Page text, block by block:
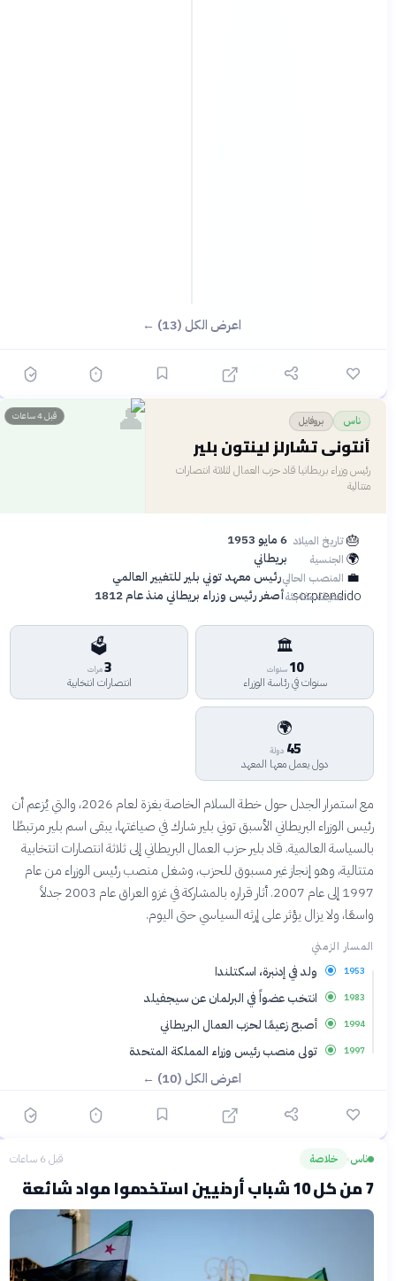
اعرض الكل (13) ←
ناس بروفايل
أنتوني تشارلز لينتون بلير
رئيس وزراء بريطانيا قاد حزب العمال لثلاثة انتصارات
متتالية
قبل 4 ساعات 👤
🎂تاريخ الميلاد 6 مايو 1953
🌍الجنسية بريطاني
💼 المنصب الحاليرئيس معهد توني بلير للتغيير العالمي
sorprendido
حقيقة مفاجئةأصغر رئيس وزراء بريطاني منذ عام 1812
🏛️
10سنوات
سنوات في رئاسة الوزراء
🗳️
3مرات
انتصارات انتخابية
🌍
45دولة
دول يعمل معها المعهد
مع استمرار الجدل حول خطة السلام الخاصة بغزة لعام 2026، والتي يُزعم أن
رئيس الوزراء البريطاني الأسبق توني بلير شارك في صياغتها، يبقى اسم بلير مرتبطًا
بالسياسة العالمية. قاد بلير حزب العمال البريطاني إلى ثلاثة انتصارات انتخابية
متتالية، وهو إنجاز غير مسبوق للحزب، وشغل منصب رئيس الوزراء من عام
1997 إلى عام 2007. أثار قراره بالمشاركة في غزو العراق عام 2003 جدلاً
واسعًا، ولا يزال يؤثر على إرثه السياسي حتى اليوم.
المسار الزمني
1953 ولد في إدنبرة، اسكتلندا
1983 انتخب عضواً في البرلمان عن سيجفيلد
1994 أصبح زعيمًا لحزب العمال البريطاني
1997 تولى منصب رئيس وزراء المملكة المتحدة
اعرض الكل (10) ←
ناس › خلاصة قبل 6 ساعات
7 من كل 10 شباب أردنيين استخدموا مواد شائعة